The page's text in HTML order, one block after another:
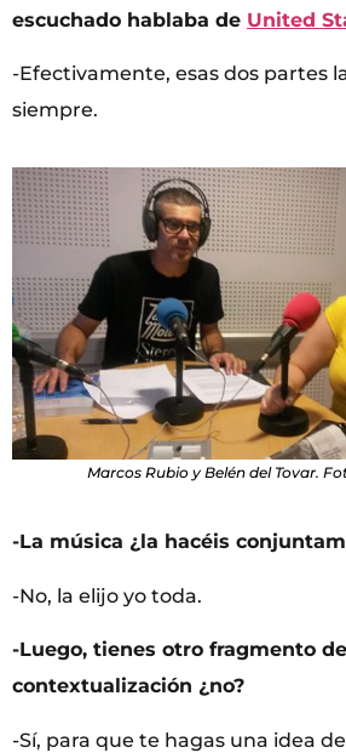
escuchado hablaba de United
-Efectivamente, esas dos partes
siempre.
Marcos Rubio y Belén del Tovar.
-La música ¿la hacéis
-No, la elijo yo toda.
-Luego, tienes otro fragmento
contextualización ¿no?
-Sí, para que te hagas una idea